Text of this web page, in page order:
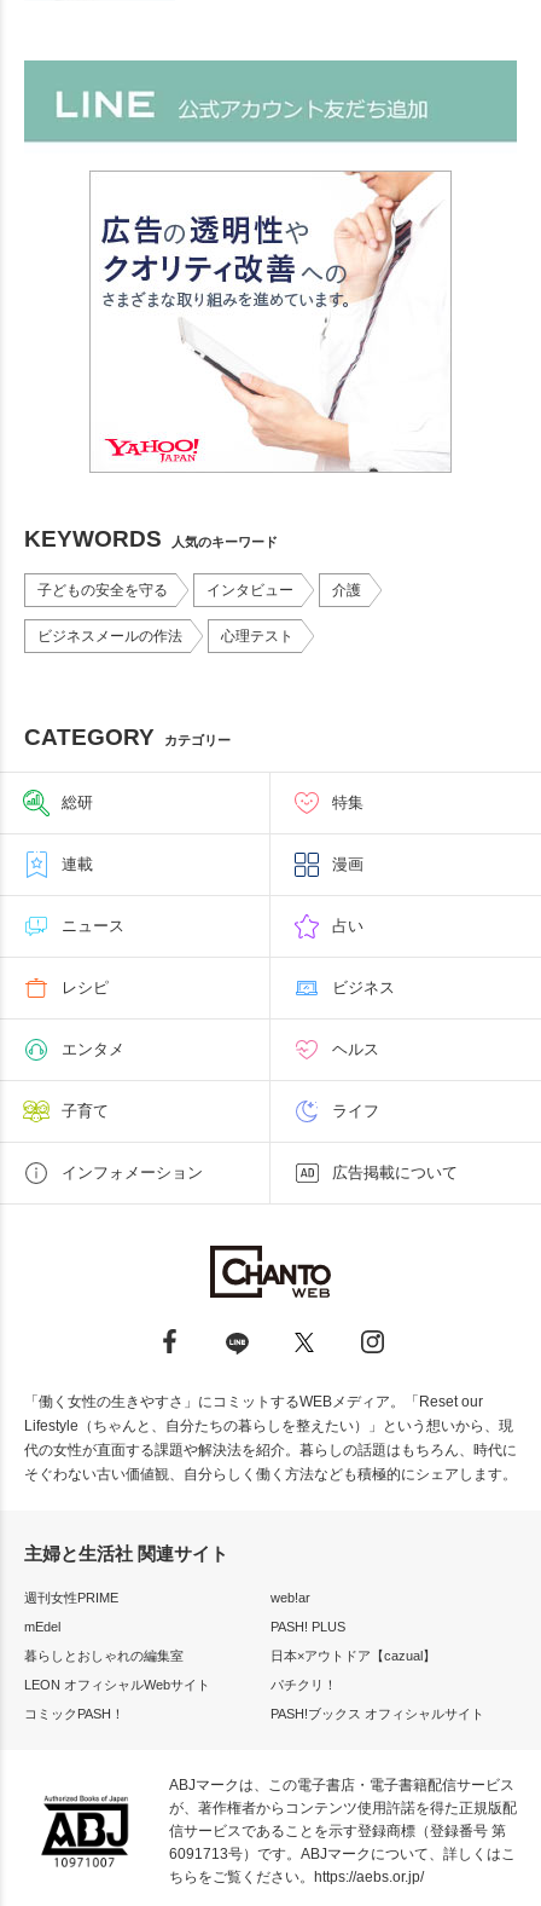
KEYWORDS 人気のキーワード
子どもの安全を守る インタビュー 介護
ビジネスメールの作法 心理テスト
CATEGORY カテゴリー
総研 特集
連載 漫画
ニュース 占い
レシピ ビジネス
エンタメ ヘルス
子育て ライフ
インフォメーション 広告掲載について
「働く女性の生きやすさ」にコミットするWEBメディア。「Reset our
Lifestyle（ちゃんと、自分たちの暮らしを整えたい）」という想いから、現
代の女性が直面する課題や解決法を紹介。暮らしの話題はもちろん、時代に
そぐわない古い価値観、自分らしく働く方法なども積極的にシェアします。
主婦と生活社 関連サイト
週刊女性PRIME
web!ar
mEdel
PASH! PLUS
暮らしとおしゃれの編集室
日本×アウトドア【cazual】
LEON オフィシャルWebサイト
パチクリ！
コミックPASH！
PASH!ブックス オフィシャルサイト
ABJマークは、この電子書店・電子書籍配信サービス
が、著作権者からコンテンツ使用許諾を得た正規版配
信サービスであることを示す登録商標（登録番号 第
6091713号）です。ABJマークについて、詳しくはこ
ちらをご覧ください。
https://aebs.or.jp/